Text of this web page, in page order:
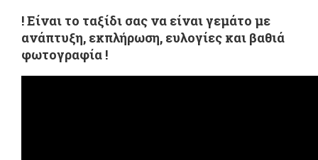
! Είναι το ταξίδι σας να είναι γεμάτο με
ανάπτυξη, εκπλήρωση, ευλογίες και βαθιά
φωτογραφία !